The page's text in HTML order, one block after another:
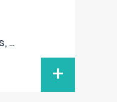
...
+